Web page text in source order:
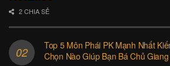
2 CHIA SẺ
Top 5 Môn Phái PK Mạnh Nhất
Chọn Nào Giúp Bạn Bá Chủ